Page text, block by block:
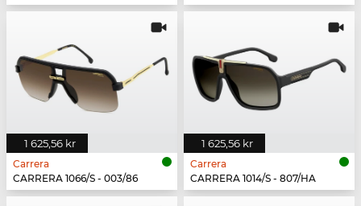
1 625,56 kr
Carrera
CARRERA 1066/S - 003/86
1 625,56 kr
Carrera
CARRERA 1014/S - 807/HA